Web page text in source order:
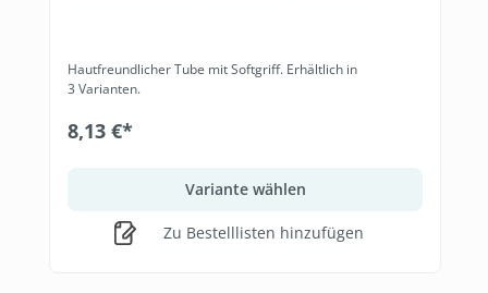
Hautfreundlicher Tube mit Softgriff. Erhältlich in
3 Varianten.
8,13 €*
Variante wählen
Zu Bestelllisten hinzufügen